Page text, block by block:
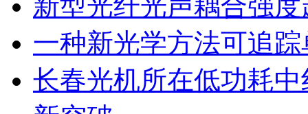
一种新光学方法可追
长春光机所在低功耗